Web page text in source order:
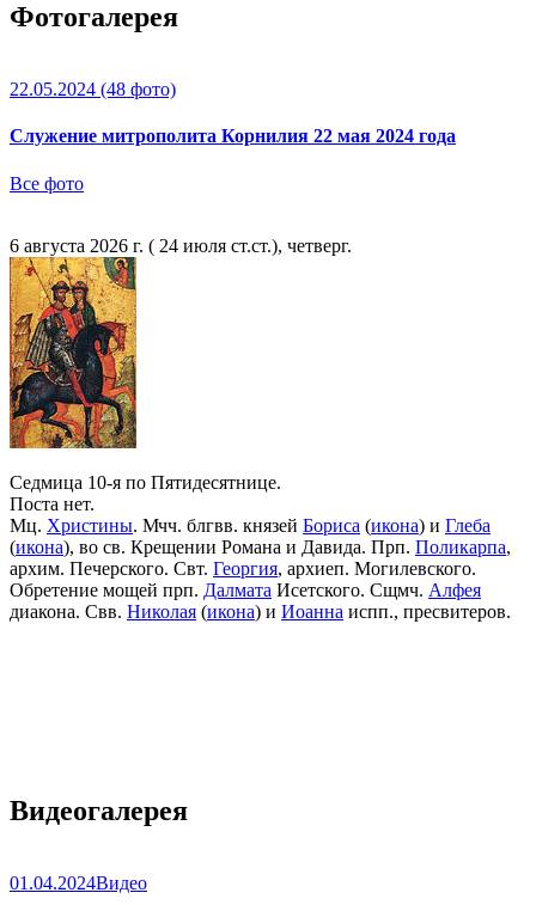
Фотогалерея
22.05.2024 (48 фото)
Служение митрополита Корнилия 22 мая 2024 года
Все фото
6 августа 2026 г. ( 24 июля ст.ст.), четверг.
Седмица 10-я по Пятидесятнице.
Поста нет.
Мц. Христины. Мчч. блгвв. князей Бориса (икона) и Глеба
(икона), во св. Крещении Романа и Давида. Прп. Поликарпа,
архим. Печерского. Свт. Георгия, архиеп. Могилевского.
Обретение мощей прп. Далмата Исетского. Сщмч. Алфея
диакона. Свв. Николая (икона) и Иоанна испп., пресвитеров.
Видеогалерея
01.04.2024Видео